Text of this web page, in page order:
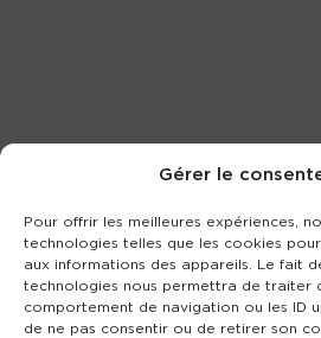
Gérer le
Pour offrir les meilleures expériences,
technologies telles que les cookies
aux informations des appareils. Le fait
technologies nous permettra de traiter
comportement de navigation ou les ID
de ne pas consentir ou de retirer son